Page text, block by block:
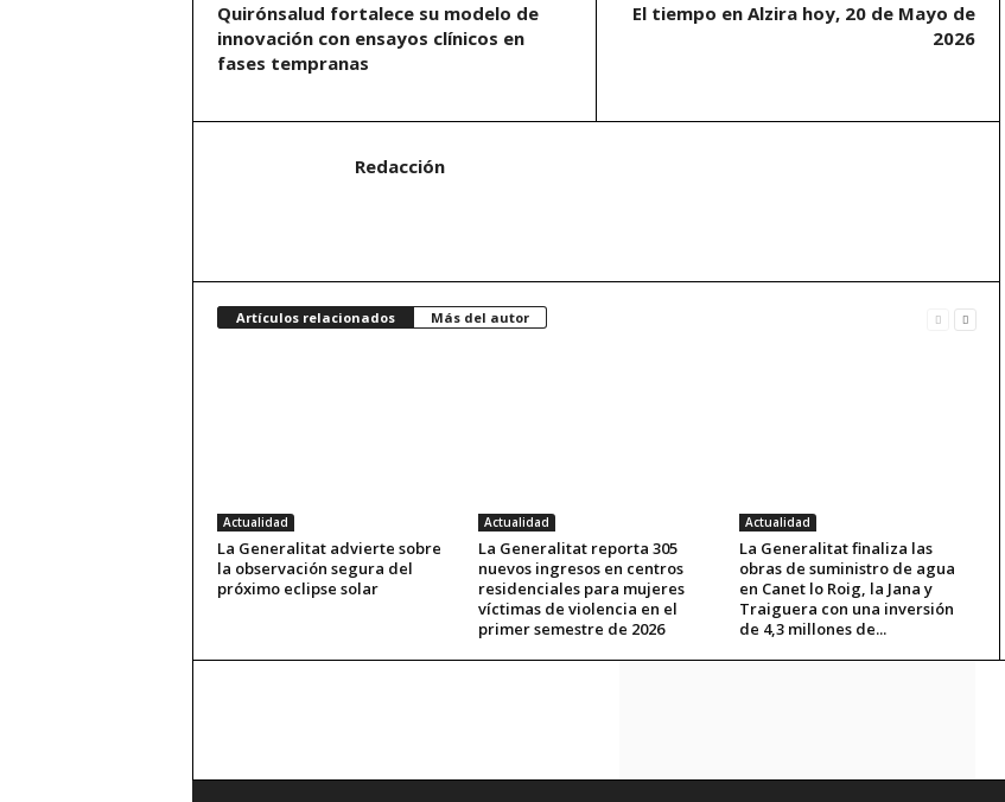
Quirónsalud fortalece su modelo de
innovación con ensayos clínicos en
fases tempranas
El tiempo en Alzira hoy, 20 de Mayo de
2026
Redacción
Artículos relacionados Más del autor
Actualidad
La Generalitat advierte sobre
la observación segura del
próximo eclipse solar
Actualidad
La Generalitat reporta 305
nuevos ingresos en centros
residenciales para mujeres
víctimas de violencia en el
primer semestre de 2026
Actualidad
La Generalitat finaliza las
obras de suministro de agua
en Canet lo Roig, la Jana y
Traiguera con una inversión
de 4,3 millones de...